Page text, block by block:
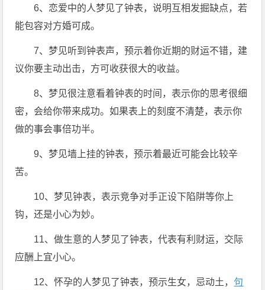
6、恋爱中的人梦见了钟表，说明互相发掘缺点，若
能包容对方婚可成。
7、梦见听到钟表声，预示着你近期的财运不错，建
议你要主动出击，方可收获很大的收益。
8、梦见很注意看着钟表的时间，表示你的思考很细
密，会给你带来成功。如果表上的刻度不清楚，表示你
做的事会事倍功半。
9、梦见墙上挂的钟表，预示着最近可能会比较辛
苦。
10、梦见钟表，表示竞争对手正设下陷阱等你上
钩，还是小心为妙。
11、做生意的人梦见了钟表，代表有利财运，交际
应酬上宜小心。
12、怀孕的人梦见了钟表，预示生女，忌动土， 句